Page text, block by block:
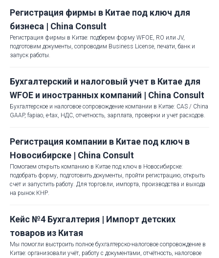
Регистрация фирмы в Китае под ключ для
бизнеса | China Consult
Регистрация фирмы в Китае: подберем форму WFOE, RO или JV,
подготовим документы, сопроводим Business License, печати, банк и
запуск работы.
Бухгалтерский и налоговый учет в Китае для
WFOE и иностранных компаний | China Consult
Бухгалтерское и налоговое сопровождение компании в Китае: CAS / China
GAAP, fapiao, e-tax, НДС, отчетность, зарплата, проверки и учет расходов.
Регистрация компании в Китае под ключ в
Новосибирске | China Consult
Помогаем открыть компанию в Китае под ключ в Новосибирске:
подобрать форму, подготовить документы, пройти регистрацию, открыть
счет и запустить работу. Для торговли, импорта, производства и выхода
на рынок КНР.
Кейс №4 Бухгалтерия | Импорт детских
товаров из Китая
Мы помогли выстроить полное бухгалтерско-налоговое сопровождение в
Китае: организовали учёт, работу с документами, отчётность, налоговое